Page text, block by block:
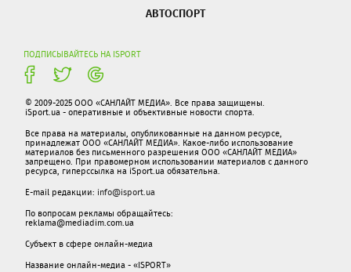
АВТОСПОРТ
ПОДПИСЫВАЙТЕСЬ НА ISPORT
© 2009-2025 ООО «САНЛАЙТ МЕДИА». Все права защищены.
iSport.ua - оперативные и объективные новости спорта.
Все права на материалы, опубликованные на данном ресурсе,
принадлежат ООО «САНЛАЙТ МЕДИА». Какое-либо использование
материалов без письменного разрешения ООО «САНЛАЙТ МЕДИА»
запрещено. При правомерном использовании материалов с данного
ресурса, гиперссылка на iSport.ua обязательна.
E-mail редакции: info@isport.ua
По вопросам рекламы обращайтесь:
reklama@mediadim.com.ua
Субъект в сфере онлайн-медиа
Название онлайн-медиа - «ISPORT»